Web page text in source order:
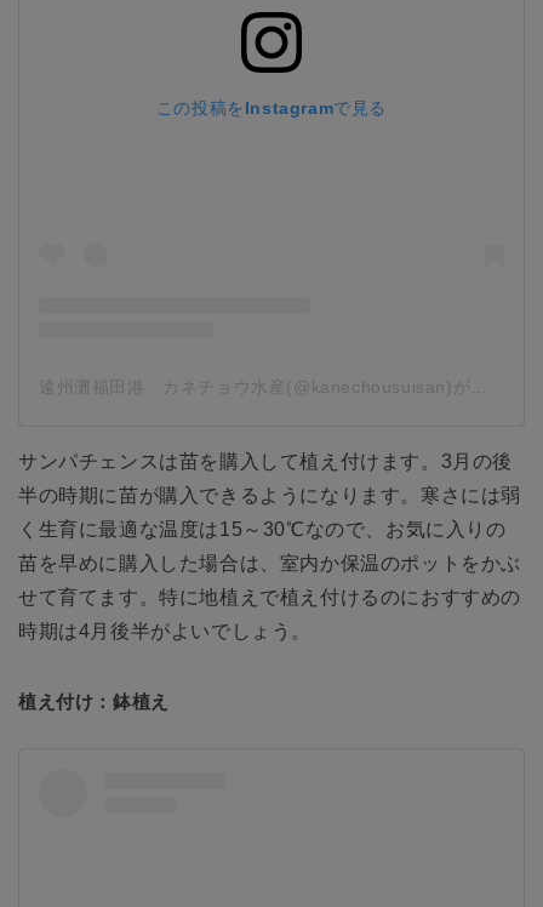
この投稿をInstagramで見る
遠州灘福田港 カネチョウ水産(@kanechousuisan)がシェアした投稿
サンパチェンスは苗を購入して植え付けます。3月の後
半の時期に苗が購入できるようになります。寒さには弱
く生育に最適な温度は15～30℃なので、お気に入りの
苗を早めに購入した場合は、室内か保温のポットをかぶ
せて育てます。特に地植えで植え付けるのにおすすめの
時期は4月後半がよいでしょう。
植え付け：鉢植え